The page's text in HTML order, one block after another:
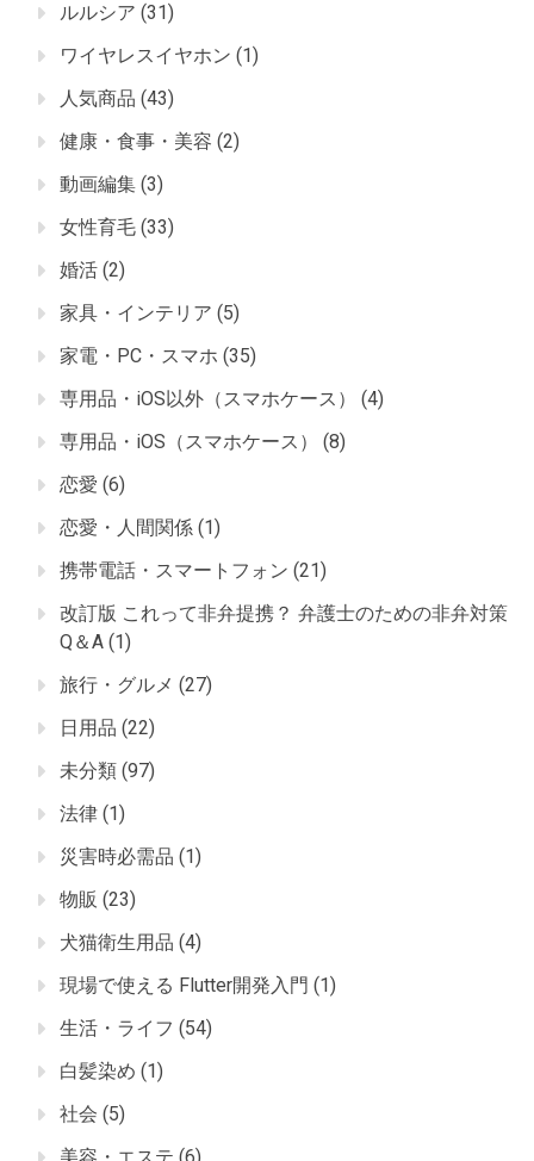
ルルシア (31)
ワイヤレスイヤホン (1)
人気商品 (43)
健康・食事・美容 (2)
動画編集 (3)
女性育毛 (33)
婚活 (2)
家具・インテリア (5)
家電・PC・スマホ (35)
専用品・iOS以外（スマホケース）
(4)
専用品・iOS（スマホケース）
(8)
恋愛 (6)
恋愛・人間関係 (1)
携帯電話・スマートフォン (21)
改訂版 これって非弁提携？ 弁護士のための非弁対策
Q＆A (1)
旅行・グルメ (27)
日用品 (22)
未分類 (97)
法律 (1)
災害時必需品 (1)
物販 (23)
犬猫衛生用品 (4)
現場で使える Flutter開発入門 (1)
生活・ライフ (54)
白髪染め (1)
社会 (5)